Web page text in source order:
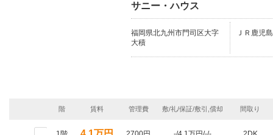
サニー・ハウス
福岡県北九州市門司区大字
大積
ＪＲ鹿児
階 賃料 管理費 敷/礼/保証/敷引,償却 間取り